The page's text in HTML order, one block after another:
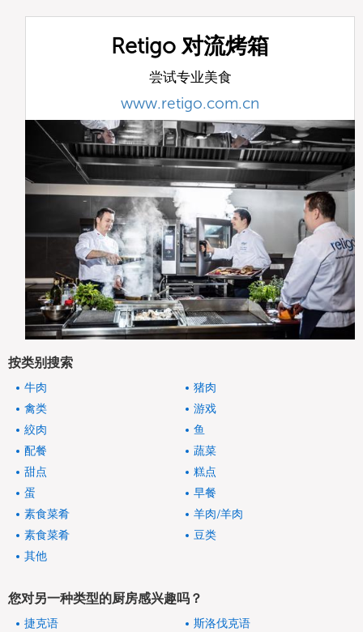
Retigo 对流烤箱
尝试专业美食
www.retigo.com.cn
按类别搜索
牛肉
猪肉
禽类
游戏
絞肉
鱼
配餐
蔬菜
甜点
糕点
蛋
早餐
素食菜肴
羊肉/羊肉
素食菜肴
豆类
其他
您对另一种类型的厨房感兴趣吗？
捷克语
斯洛伐克语